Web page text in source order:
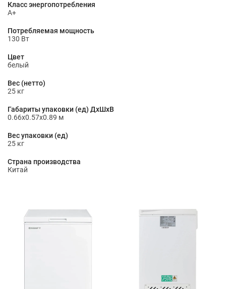
Класс энергопотребления
A+
Потребляемая мощность
130 Вт
Цвет
белый
Вес (нетто)
25 кг
Габариты упаковки (ед) ДхШхВ
0.66x0.57x0.89 м
Вес упаковки (ед)
25 кг
Страна производства
Китай